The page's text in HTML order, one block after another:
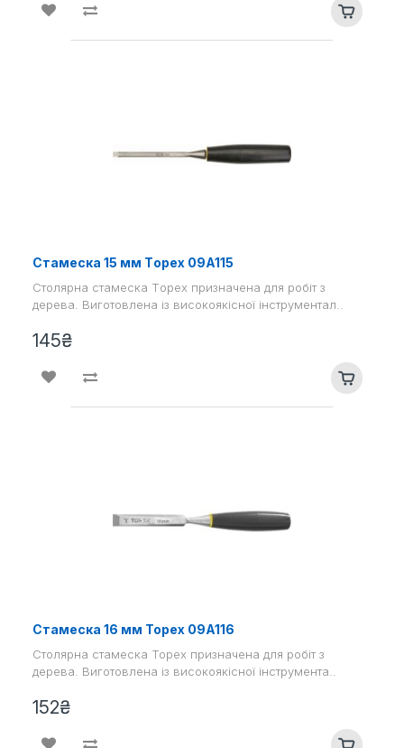
Стамеска 15 мм Tоpex 09A115
Столярна стамеска Tоpex призначена для робіт з
дерева. Виготовлена ​​із високоякісної інструментал..
145₴
Стамеска 16 мм Topex 09A116
Столярна стамеска Topex призначена для робіт з
дерева. Виготовлена ​​із високоякісної інструмента..
152₴